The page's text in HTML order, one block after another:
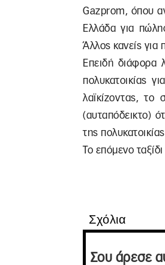
Gazprom, όπου
Ελλάδα για
Άλλος κανείς για
Επειδή διάφορα
πολυκατοικίας
λαϊκίζοντας, το
(αυταπόδεικτο)
της
Το επόμενο
Σχόλια
Σου άρεσε